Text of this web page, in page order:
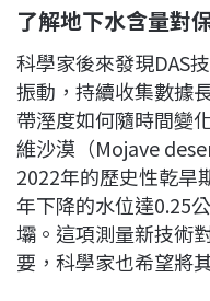
了解地下水含量對
科學家後來發現DAS
振動，持續收集數據
帶溼度如何隨時間變
維沙漠（Mojave
2022年的歷史性乾旱
年下降的水位達0.25
壩。這項測量新技術
要，科學家也希望將